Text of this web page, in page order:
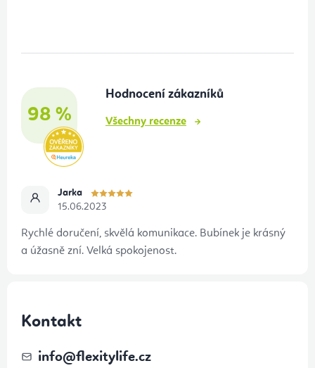
98 %
Hodnocení zákazníků
Všechny recenze
Jarka
15.06.2023
Rychlé doručení, skvělá komunikace. Bubínek je krásný
a úžasně zní. Velká spokojenost.
Kontakt
info@flexitylife.cz